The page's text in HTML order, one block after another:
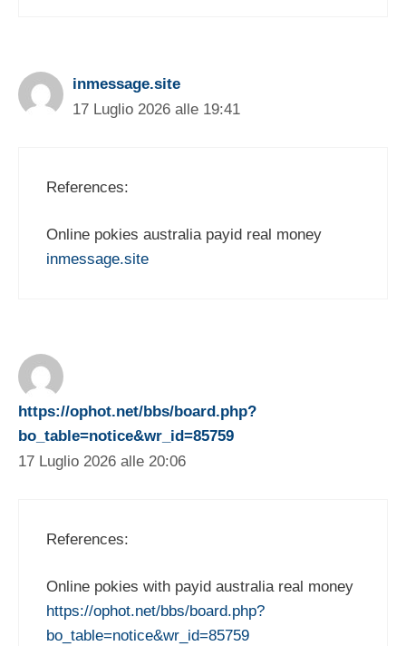
inmessage.site
17 Luglio 2026 alle 19:41
References:
Online pokies australia payid real money
inmessage.site
https://ophot.net/bbs/board.php?
bo_table=notice&wr_id=85759
17 Luglio 2026 alle 20:06
References:
Online pokies with payid australia real money
https://ophot.net/bbs/board.php?
bo_table=notice&wr_id=85759